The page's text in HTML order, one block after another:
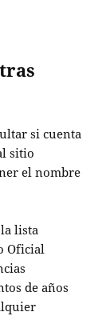
si cuenta
sitio
el nombre
lista
Oficial
de años